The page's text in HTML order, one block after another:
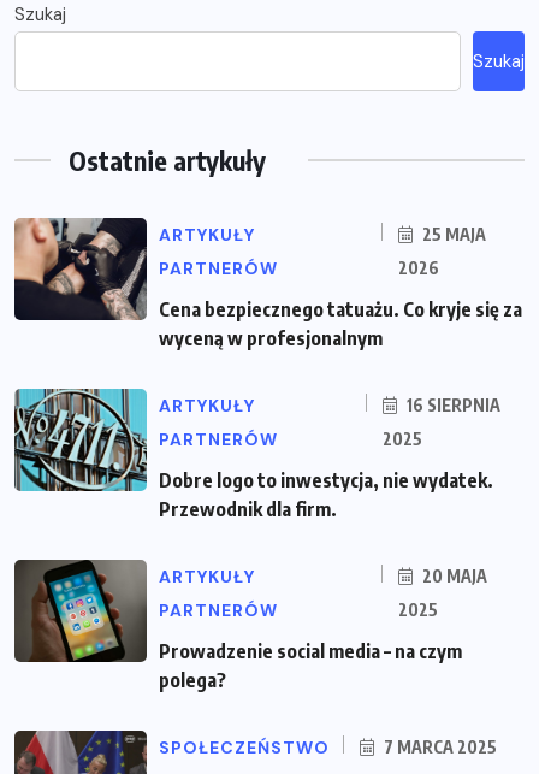
Szukaj
Szukaj
Ostatnie artykuły
ARTYKUŁY
PARTNERÓW
25 MAJA
2026
Cena bezpiecznego tatuażu. Co kryje się za
wyceną w profesjonalnym
ARTYKUŁY
PARTNERÓW
16 SIERPNIA
2025
Dobre logo to inwestycja, nie wydatek.
Przewodnik dla firm.
ARTYKUŁY
PARTNERÓW
20 MAJA
2025
Prowadzenie social media – na czym
polega?
SPOŁECZEŃSTWO 7 MARCA 2025